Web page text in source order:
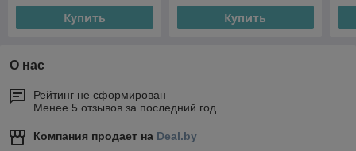
Купить Купить
О нас
Рейтинг не сформирован
Менее 5 отзывов за последний год
Компания продает на Deal.by